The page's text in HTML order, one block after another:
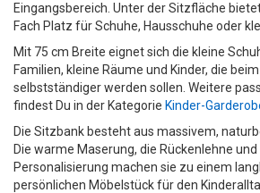
Eingangsbereich. Unter der Sitzfläche
Fach Platz für Schuhe, Hausschuhe oder
Mit 75 cm Breite eignet sich die kleine
Familien, kleine Räume und Kinder, die
selbstständiger werden sollen. Weitere
findest Du in der Kategorie Kinder-
Die Sitzbank besteht aus massivem,
Die warme Maserung, die Rückenlehne
Personalisierung machen sie zu einem
persönlichen Möbelstück für den